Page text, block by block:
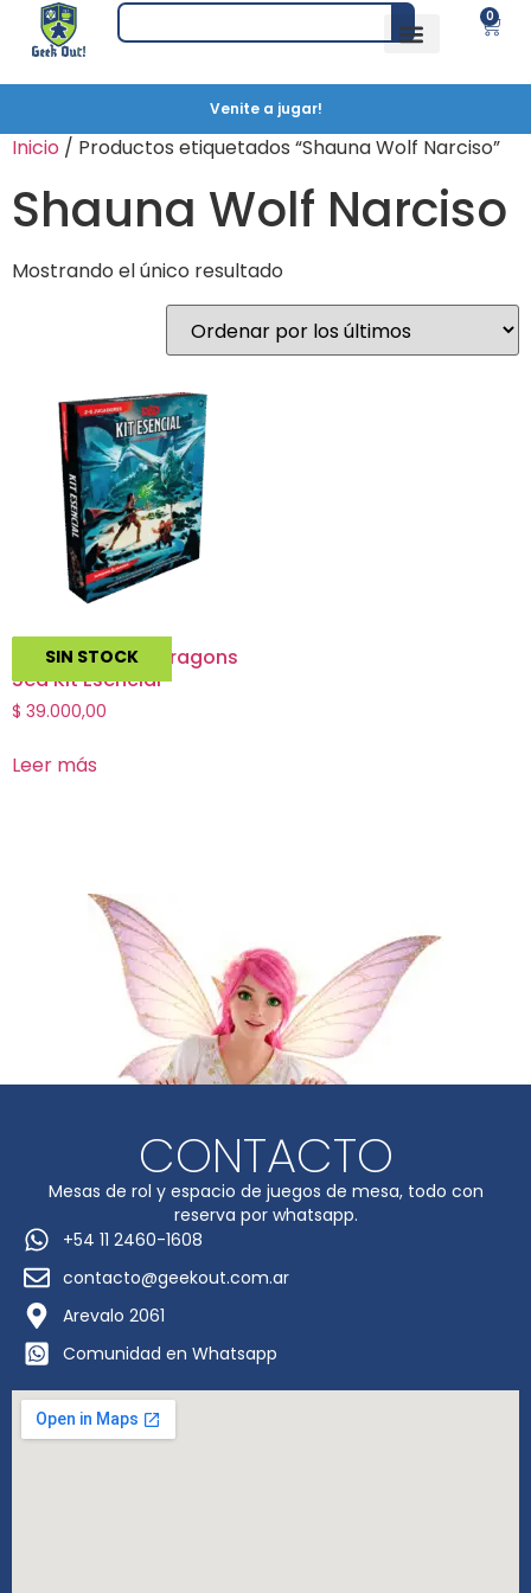
0
Venite a jugar!
Inicio / Productos etiquetados “Shauna Wolf Narciso”
Shauna Wolf Narciso
Mostrando el único resultado
SIN STOCK
Dungeons and Dragons
5ed Kit Esencial
$ 39.000,00
Leer más
CONTACTO
Mesas de rol y espacio de juegos de mesa, todo con
reserva por whatsapp.
+54 11 2460-1608
contacto@geekout.com.ar
Arevalo 2061
Comunidad en Whatsapp